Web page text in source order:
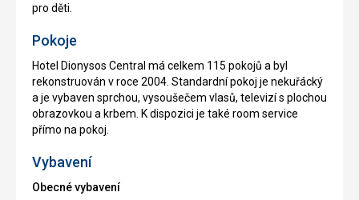
pro děti.
Pokoje
Hotel Dionysos Central má celkem 115 pokojů a byl
rekonstruován v roce 2004. Standardní pokoj je nekuřácký
a je vybaven sprchou, vysoušečem vlasů, televizí s plochou
obrazovkou a krbem. K dispozici je také room service
přímo na pokoj.
Vybavení
Obecné vybavení